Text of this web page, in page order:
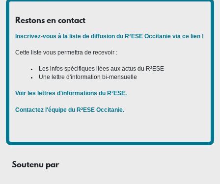
Restons en contact
Inscrivez-vous à la liste de diffusion du R²ESE Occitanie via ce lien !
Cette liste vous permettra de recevoir :
Les infos spécifiques liées aux actus du R²ESE
Une lettre d'information bi-mensuelle
Voir les lettres d'informations du R²ESE.
Contactez l'équipe du R²ESE Occitanie.
Soutenu par